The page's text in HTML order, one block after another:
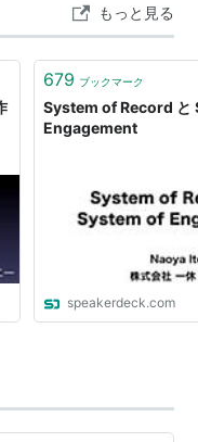
いうことになる。そ
。そのことでラジオ
もっと見る
679 ブックマーク
System of Record と
Engagement
speakerdeck.com